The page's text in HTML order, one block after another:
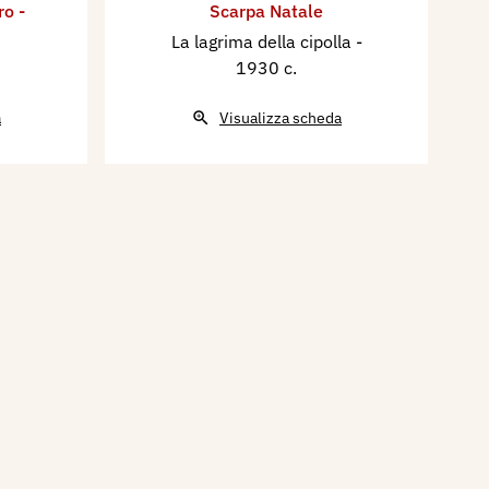
-
Scarpa Natale
La lagrima della cipolla -
1930 c.
Visualizza scheda